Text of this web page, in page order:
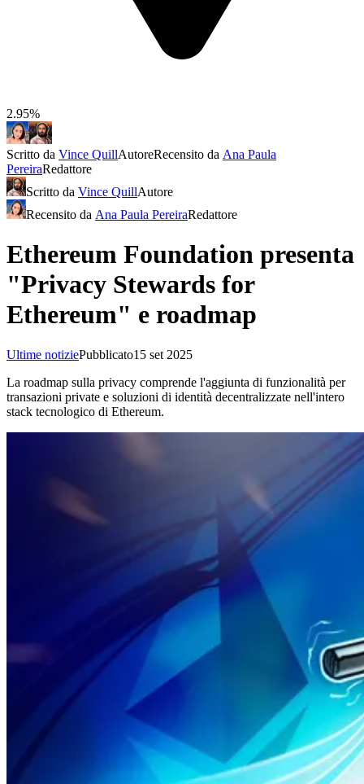
2.95%
Scritto da Vince QuillAutoreRecensito da Ana Paula
PereiraRedattore
Scritto da Vince QuillAutore
Recensito da Ana Paula PereiraRedattore
Ethereum Foundation presenta
"Privacy Stewards for
Ethereum" e roadmap
Ultime notiziePubblicato15 set 2025
La roadmap sulla privacy comprende l'aggiunta di funzionalità per
transazioni private e soluzioni di identità decentralizzate nell'intero
stack tecnologico di Ethereum.